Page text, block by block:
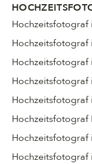
Hochzeitsfotograf
Hochzeitsfotograf
Hochzeitsfotograf
Hochzeitsfotograf
Hochzeitsfotograf
Hochzeitsfotograf
Hochzeitsfotograf